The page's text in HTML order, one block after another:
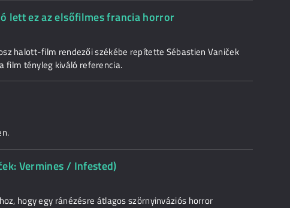
lett ez az elsőfilmes francia horror
halott-film rendezői székébe repítette Sébastien Vaniček
film tényleg kiváló referencia.
Vermines / Infested)
hogy egy ránézésre átlagos szörnyinváziós horror